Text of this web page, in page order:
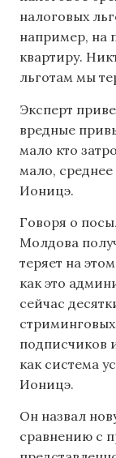
налоговых
например, на
квартиру.
льготам мы
Эксперт
вредные
мало кто
мало,
Ионицэ.
Говоря о
Молдова
теряет на
как это
сейчас
подписчиков
как система
Ионицэ.
Он назвал
сравнению с